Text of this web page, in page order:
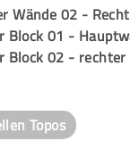
Wände 02 -
Block 01 -
Block 02 -
Topos